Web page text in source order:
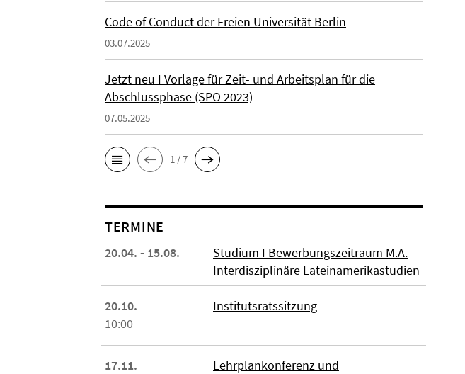
Code of Conduct der Freien Universität Berlin
03.07.2025
Jetzt neu I Vorlage für Zeit- und Arbeitsplan für die
Abschlussphase (SPO 2023)
07.05.2025
1 / 7
TERMINE
20.04. - 15.08.
Studium I Bewerbungszeitraum M.A.
Interdisziplinäre Lateinamerikastudien
20.10.
10:00
Institutsratssitzung
17.11.
Lehrplankonferenz und